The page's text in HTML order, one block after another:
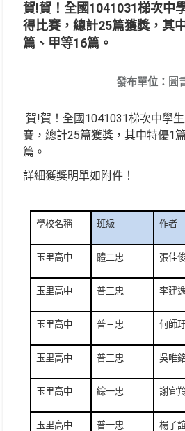
賀!賀！全國1041031梯次中
得比賽，總計25篇獲獎，其
篇、甲等16篇。
發布單位： 圖
賀!賀！全國1041031梯次中學
賽，總計25篇獲獎，其中特優1
篇。
詳細獲獎明單如附件！
學校名稱 班級 作者
玉里高中 體二忠 張佳
玉里高中 普三忠 李建
玉里高中 普三忠 何師
玉里高中 普三忠 吳唯
玉里高中 綜一忠 謝宜
玉里高中 普一忠 楊子